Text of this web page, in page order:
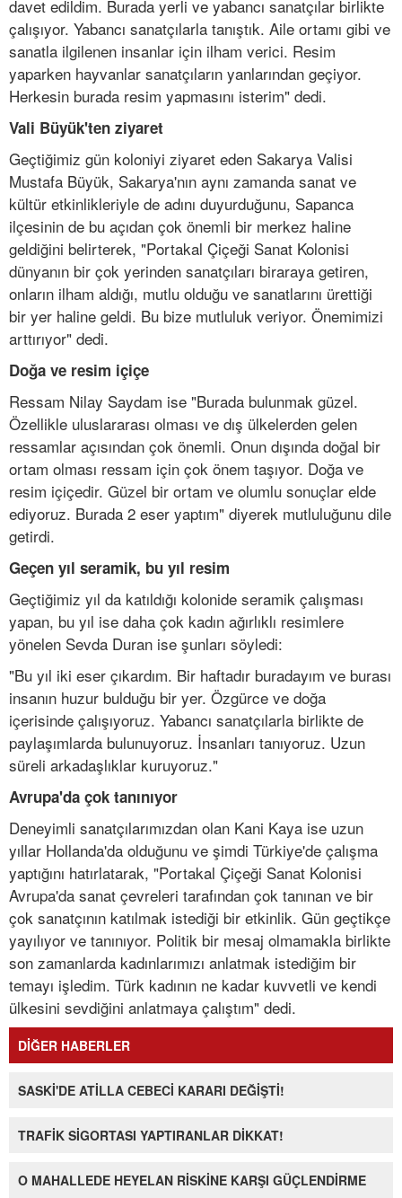
davet edildim. Burada yerli ve yabancı sanatçılar birlikte
çalışıyor. Yabancı sanatçılarla tanıştık. Aile ortamı gibi ve
sanatla ilgilenen insanlar için ilham verici. Resim
yaparken hayvanlar sanatçıların yanlarından geçiyor.
Herkesin burada resim yapmasını isterim" dedi.
Vali Büyük'ten ziyaret
Geçtiğimiz gün koloniyi ziyaret eden Sakarya Valisi
Mustafa Büyük, Sakarya'nın aynı zamanda sanat ve
kültür etkinlikleriyle de adını duyurduğunu, Sapanca
ilçesinin de bu açıdan çok önemli bir merkez haline
geldiğini belirterek, "Portakal Çiçeği Sanat Kolonisi
dünyanın bir çok yerinden sanatçıları biraraya getiren,
onların ilham aldığı, mutlu olduğu ve sanatlarını ürettiği
bir yer haline geldi. Bu bize mutluluk veriyor. Önemimizi
arttırıyor" dedi.
Doğa ve resim içiçe
Ressam Nilay Saydam ise "Burada bulunmak güzel.
Özellikle uluslararası olması ve dış ülkelerden gelen
ressamlar açısından çok önemli. Onun dışında doğal bir
ortam olması ressam için çok önem taşıyor. Doğa ve
resim içiçedir. Güzel bir ortam ve olumlu sonuçlar elde
ediyoruz. Burada 2 eser yaptım" diyerek mutluluğunu dile
getirdi.
Geçen yıl seramik, bu yıl resim
Geçtiğimiz yıl da katıldığı kolonide seramik çalışması
yapan, bu yıl ise daha çok kadın ağırlıklı resimlere
yönelen Sevda Duran ise şunları söyledi:
"Bu yıl iki eser çıkardım. Bir haftadır buradayım ve burası
insanın huzur bulduğu bir yer. Özgürce ve doğa
içerisinde çalışıyoruz. Yabancı sanatçılarla birlikte de
paylaşımlarda bulunuyoruz. İnsanları tanıyoruz. Uzun
süreli arkadaşlıklar kuruyoruz."
Avrupa'da çok tanınıyor
Deneyimli sanatçılarımızdan olan Kani Kaya ise uzun
yıllar Hollanda'da olduğunu ve şimdi Türkiye'de çalışma
yaptığını hatırlatarak, "Portakal Çiçeği Sanat Kolonisi
Avrupa'da sanat çevreleri tarafından çok tanınan ve bir
çok sanatçının katılmak istediği bir etkinlik. Gün geçtikçe
yayılıyor ve tanınıyor. Politik bir mesaj olmamakla birlikte
son zamanlarda kadınlarımızı anlatmak istediğim bir
temayı işledim. Türk kadının ne kadar kuvvetli ve kendi
ülkesini sevdiğini anlatmaya çalıştım" dedi.
DİĞER HABERLER
SASKİ'DE ATİLLA CEBECİ KARARI DEĞİŞTİ!
TRAFİK SİGORTASI YAPTIRANLAR DİKKAT!
O MAHALLEDE HEYELAN RİSKİNE KARŞI GÜÇLENDİRME